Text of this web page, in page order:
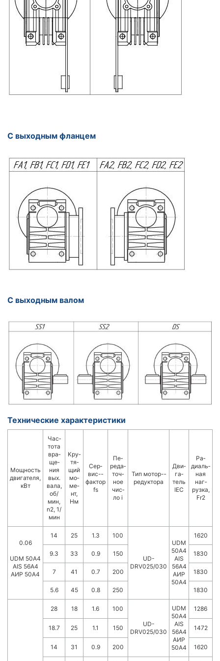
С выходным фланцем
С выходным валом
Технические характеристики
Мощ­ность
двигателя,
кВт
Час­
то­та
вра­
ще­
ния
вых.
вала,
об/
мин,
n2, 1/
мин
Кру­
тя­
щий
мо­
ме­
нт,
Нм
Сер­
вис-­
фактор
fs
Пе­
ре­да­
точ­
ное
чис­
ло i
Тип мотор-­
ре­дук­то­ра
Дви­
га­
тель
IEC
Ра­
диаль­
ная
наг­
руз­ка,
Fr2
0.06
UDM 50A4
AIS 56A4
AИР 50А4
14 25 1.3 100
UD-
DRV025/030
UDM
50A4
AIS
56A4
АИР
50А4
1620
9.3 33 0.9 150 1830
7 41 0.7 200 1830
5.6 45 0.8 250 1830
28 18 1.6 100
UD-
DRV025/030
UDM
50A4
AIS
56A4
АИР
50А4
1286
18.7 25 1.1 150 1472
14 31 0.9 200 1620